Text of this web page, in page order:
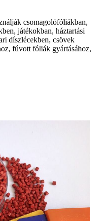
csomagolófóliákban,
játékokban, háztartási
díszlécekben, csövek
fúvott fóliák gyártásához,